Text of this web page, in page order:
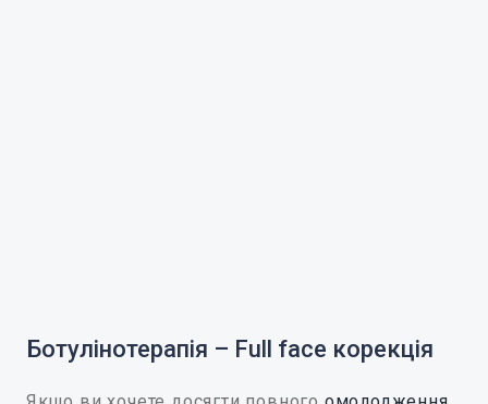
Ботулінотерапія – Full face корекція